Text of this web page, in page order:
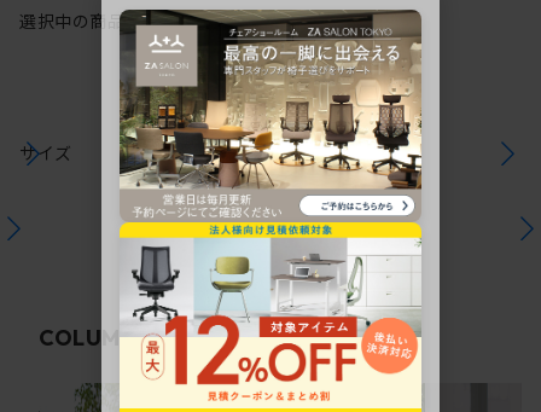
選択中の商品情報保証注意事項
サイズ
COLUMN関連コラム